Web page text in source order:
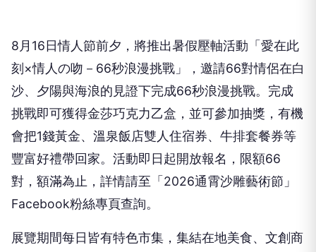
8月16日情人節前夕，將推出暑假壓軸活動「愛在此
刻×情人の吻－66秒浪漫挑戰」，邀請66對情侶在白
沙、夕陽與海浪的見證下完成66秒浪漫挑戰。完成
挑戰即可獲得金莎巧克力乙盒，並可參加抽獎，有機
會把1錢黃金、溫泉飯店雙人住宿券、牛排套餐券等
豐富好禮帶回家。活動即日起開放報名，限額66
對，額滿為止，詳情請至「2026通霄沙雕藝術節」
Facebook粉絲專頁查詢。
展覽期間每日皆有特色市集，集結在地美食、文創商